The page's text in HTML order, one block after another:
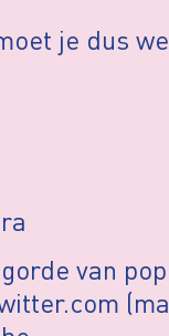
je dus
van